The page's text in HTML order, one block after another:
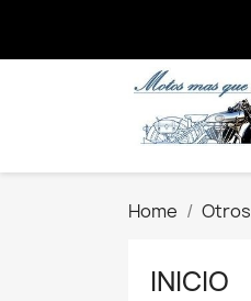
Home Otros
INICIO